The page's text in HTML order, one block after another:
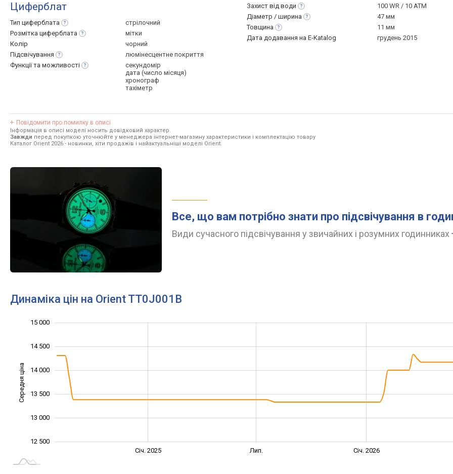
Циферблат
Тип циферблата
стрілочний
Розмітка циферблата
мітки
Колір
чорний
Підсвічування
люмінесцентне покриття
Функції та можливості
секундомір
дата (число місяця)
хронограф
тахіметр
Захист від води
100 WR / 10 ATM
Діаметр / ширина
47 мм
Товщина
11 мм
Дата додавання на E-Katalog
грудень 2015
Повідомити про помилку в описі
Інформація в описі моделі носить довідковий характер.
Завжди перед покупкою уточнюйте у менеджера інтернет-магазину характеристики і комплектацію товару
Каталог Orient 2026 - новинки, хіти продажів і найактуальніші моделі Orient.
Все, що вам потрібно знати про підсвічування в
Види сучасного підсвічування у звичайних і розумних годинниках
Динаміка цін на Orient TT0J001B
Середня ціна
12 500
13 000
13 500
14 000
14 500
15 000
Січ. 2025 Лип. Січ. 2026